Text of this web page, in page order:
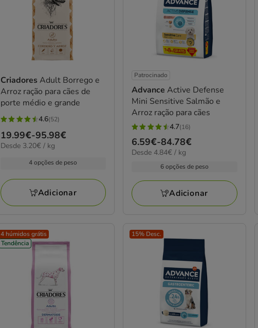
Criadores Adult Borrego e
Arroz ração para cães de
porte médio e grande
4.6
estrelas
com
4.6(52)
Preço
de
95.98€
19.99€-95.98€
3.20€
Desde 3.20€ / kg
4 opções de peso
Adicionar
Patrocinado
Advance Active Defense
Mini Sensitive Salmão e
Arroz ração para cães
4.7
estrelas
com
avaliações
4.7(16)
Preço
de
84.78€
6.59€-84.78€
4.84€
Desde 4.84€ / kg
6 opções de peso
Adicionar
4 húmidos grátis
Tendência
15% Desc.